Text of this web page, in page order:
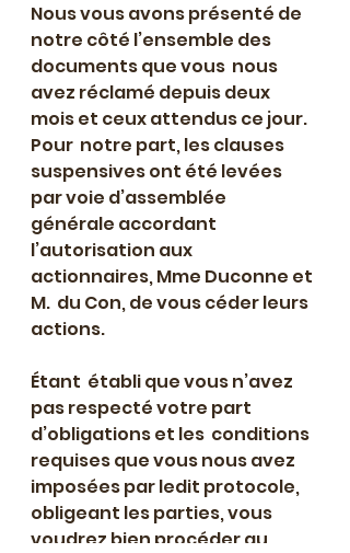
Nous vous avons présenté de
notre côté l’ensemble des
documents que vous  nous
avez réclamé depuis deux
mois et ceux attendus ce jour.
Pour  notre part, les clauses
suspensives ont été levées
par voie d’assemblée
générale accordant
l’autorisation aux
actionnaires, Mme Duconne et
M.  du Con, de vous céder leurs
actions.
Étant  établi que vous n’avez
pas respecté votre part
d’obligations et les  conditions
requises que vous nous avez
imposées par ledit protocole,
obligeant les parties, vous
voudrez bien procéder au